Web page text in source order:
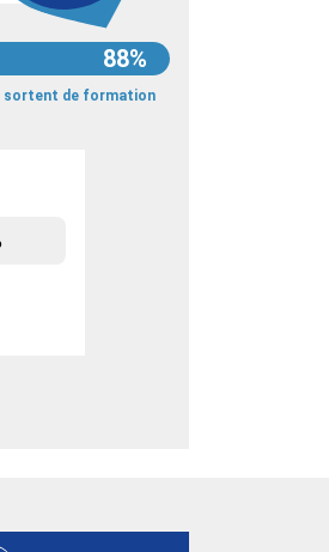
88%
sortent de formation